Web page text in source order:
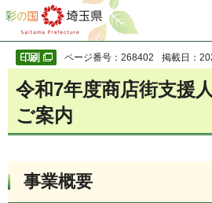
彩の国 埼玉県
ページ番号：268402 掲載日：
令和7年度商店街支援
ご案内
事業概要